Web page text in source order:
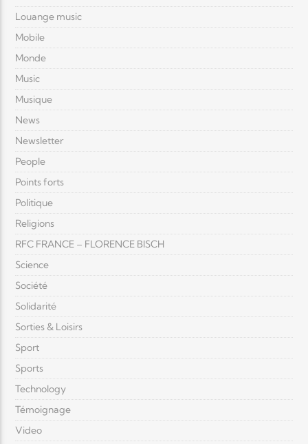
Louange music
Mobile
Monde
Music
Musique
News
Newsletter
People
Points forts
Politique
Religions
RFC FRANCE – FLORENCE BISCH
Science
Société
Solidarité
Sorties & Loisirs
Sport
Sports
Technology
Témoignage
Video